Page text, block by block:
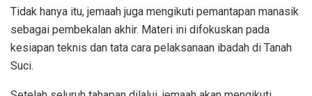
Tidak hanya itu, jemaah juga mengikuti pemantapan manasik
sebagai pembekalan akhir. Materi ini difokuskan pada
kesiapan teknis dan tata cara pelaksanaan ibadah di Tanah
Suci.